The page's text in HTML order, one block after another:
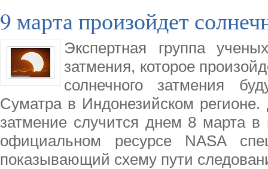
9 марта произойдет
Экспертная группа
затмения, которое
солнечного затмения
Суматра в Индонезийском регионе.
затмение случится днем 8 марта
официальном ресурсе NASA
показывающий схему пути